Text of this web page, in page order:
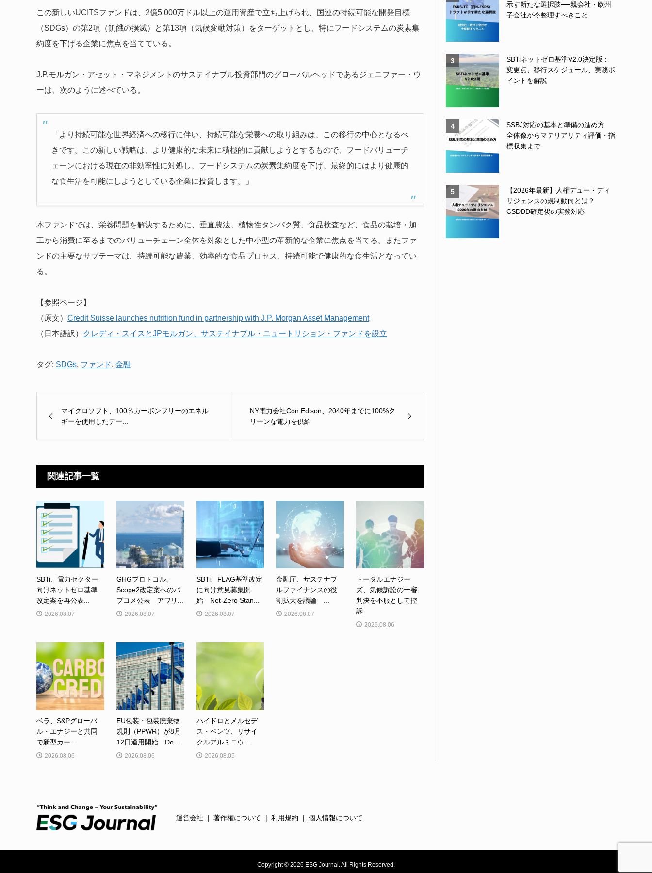
この新しいUCITSファンドは、2億5,000万ドル以上の運用資産で立ち上げられ、国連の持続可能な開発目標
（SDGs）の第2項（飢餓の撲滅）と第13項（気候変動対策）をターゲットとし、特にフードシステムの炭素集
約度を下げる企業に焦点を当てている。
J.P.モルガン・アセット・マネジメントのサステイナブル投資部門のグローバルヘッドであるジェニファー・ウ
ーは、次のように述べている。
「より持続可能な世界経済への移行に伴い、持続可能な栄養への取り組みは、この移行の中心となるべ
きです。この新しい戦略は、より健康的な未来に積極的に貢献しようとするもので、フードバリューチ
ェーンにおける現在の非効率性に対処し、フードシステムの炭素集約度を下げ、最終的にはより健康的
な食生活を可能にしようとしている企業に投資します。」
本ファンドでは、栄養問題を解決するために、垂直農法、植物性タンパク質、食品検査など、食品の栽培・加
工から消費に至るまでのバリューチェーン全体を対象とした中小型の革新的な企業に焦点を当てる。またファ
ンドの主要なサブテーマは、持続可能な農業、効率的な食品プロセス、持続可能で健康的な食生活となってい
る。
【参照ページ】
（原文） Credit Suisse launches nutrition fund in partnership with J.P. Morgan Asset Management
（日本語訳）
クレディ・スイスとJPモルガン、サステイナブル・ニュートリション・ファンドを設立
タグ: SDGs, ファンド, 金融
マイクロソフト、100％カーボンフリーのエネル
ギーを使用したデー...
NY電力会社Con Edison、2040年までに100%ク
リーンな電力を供給
関連記事一覧
SBTi、電力セクター
向けネットゼロ基準
改定案を再公表...
2026.08.07
GHGプロトコル、
Scope2改定案へのパ
ブコメ公表 アワリ...
2026.08.07
SBTi、FLAG基準改定
に向け意見募集開
始 Net-Zero Stan...
2026.08.07
金融庁、サステナブ
ルファイナンスの役
割拡大を議論 ...
2026.08.07
トータルエナジー
ズ、気候訴訟の一審
判決を不服として控
訴
2026.08.06
ベラ、S&Pグローバ
ル・エナジーと共同
で新型カー...
2026.08.06
EU包装・包装廃棄物
規則（PPWR）が8月
12日適用開始 Do...
2026.08.06
ハイドロとメルセデ
ス・ベンツ、リサイ
クルアルミニウ...
2026.08.05
示す新たな選択肢──親会社・欧州
子会社が今整理すべきこと
3
SBTiネットゼロ基準V2.0決定版：
変更点、移行スケジュール、実務ポ
イントを解説
4
SSBJ対応の基本と準備の進め方
全体像からマテリアリティ評価・指
標収集まで
5
【2026年最新】人権デュー・ディ
リジェンスの規制動向とは？
CSDDD確定後の実務対応
運営会社 著作権について 利用規約 個人情報について
Copyright © 2026 ESG Journal. All Rights Reserved.